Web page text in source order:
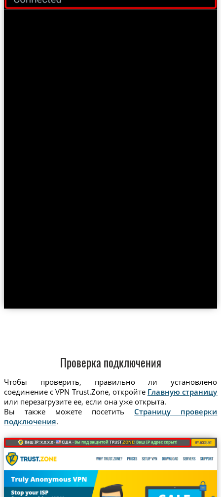
Проверка подключения
Чтобы проверить, правильно ли установлено
соединение с VPN Trust.Zone, откройте Главную страницу
или перезагрузите ее, если она уже открыта.
Вы также можете посетить Страницу проверки
подключения.
Ваш IP: x.x.x.x · США ·Вы под защитойTRUST.ZONE! Ваш IP адрес скрыт!